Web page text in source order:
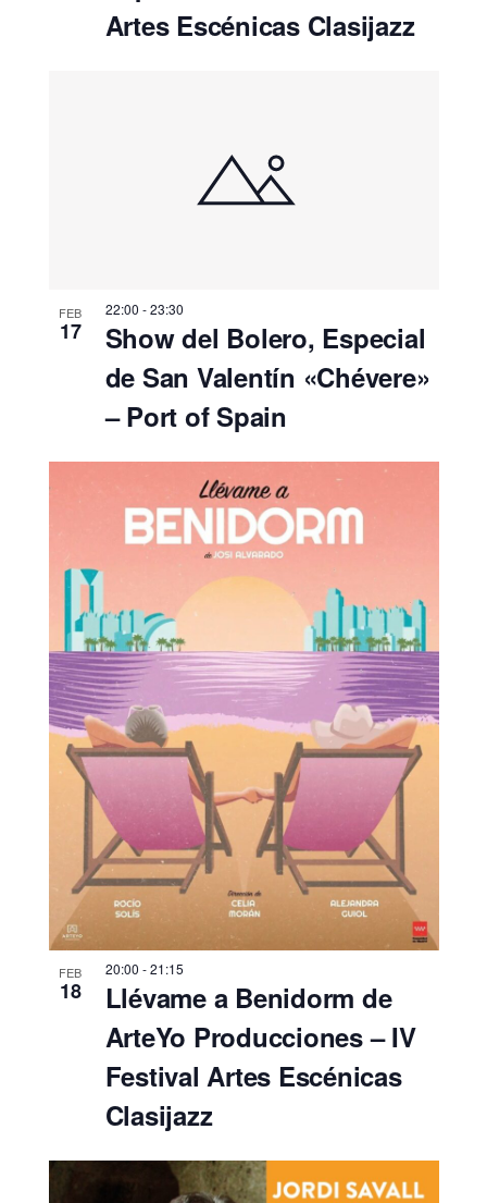
Artes Escénicas Clasijazz
FEB
17
22:00 -23:30
Show del Bolero, Especial
de San Valentín «Chévere»
– Port of Spain
FEB
18
20:00 -21:15
Llévame a Benidorm de
ArteYo Producciones – IV
Festival Artes Escénicas
Clasijazz